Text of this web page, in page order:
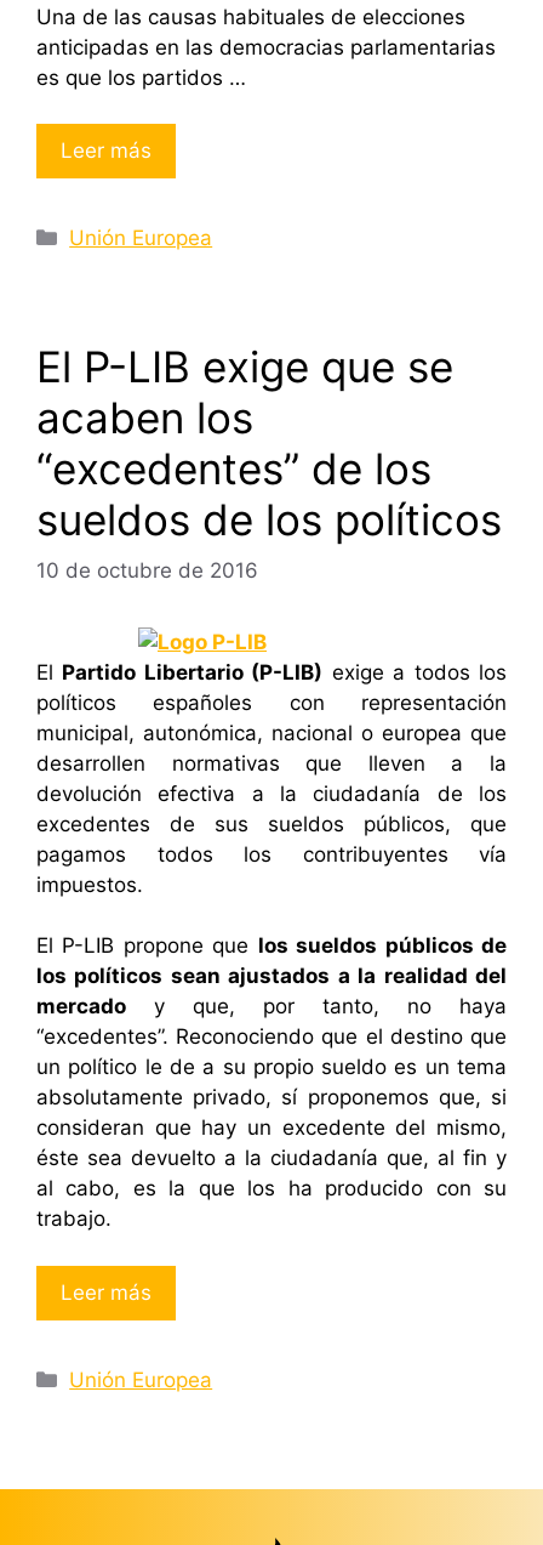
Una de las causas habituales de elecciones
anticipadas en las democracias parlamentarias
es que los partidos …
Leer más
Categorías
Unión Europea
El P-LIB exige que se
acaben los
“excedentes” de los
sueldos de los políticos
10 de octubre de 2016
El Partido Libertario (P-LIB) exige a todos los
políticos españoles con representación
municipal, autonómica, nacional o europea que
desarrollen normativas que lleven a la
devolución efectiva a la ciudadanía de los
excedentes de sus sueldos públicos, que
pagamos todos los contribuyentes vía
impuestos.
El P-LIB propone que los sueldos públicos de
los políticos sean ajustados a la realidad del
mercado y que, por tanto, no haya
“excedentes”. Reconociendo que el destino que
un político le de a su propio sueldo es un tema
absolutamente privado, sí proponemos que, si
consideran que hay un excedente del mismo,
éste sea devuelto a la ciudadanía que, al fin y
al cabo, es la que los ha producido con su
trabajo.
Leer más
Categorías
Unión Europea